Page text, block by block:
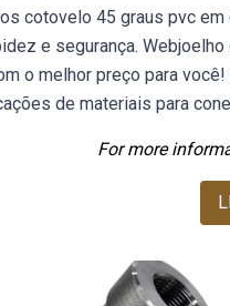
cotovelo 45 graus pvc
e segurança.
o melhor preço para
de materiais para
For more